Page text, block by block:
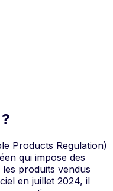
Products Regulation)
qui impose des
produits vendus
en juillet 2024, il